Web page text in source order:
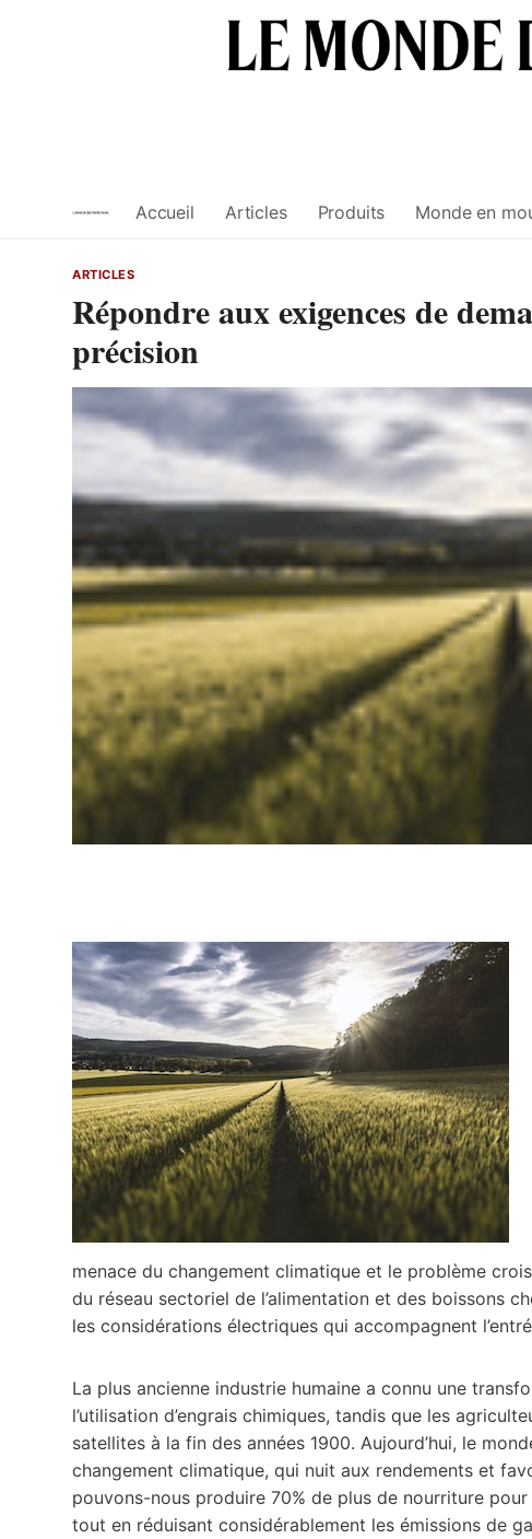
Accueil Articles Produits Monde en
ARTICLES
Répondre aux exigences de
précision
menace du changement climatique et le problème
du réseau sectoriel de l’alimentation et des boissons
les considérations électriques qui accompagnent
La plus ancienne industrie humaine a connu une
l’utilisation d’engrais chimiques, tandis que les
satellites à la fin des années 1900. Aujourd’hui, le
changement climatique, qui nuit aux rendements et
pouvons-nous produire 70% de plus de nourriture
tout en réduisant considérablement les émissions de